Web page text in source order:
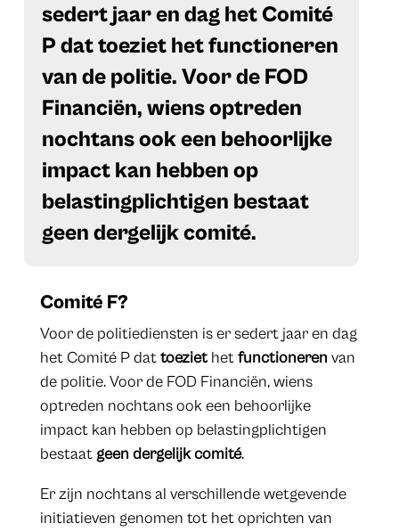
sedert jaar en dag het Comité
P dat toeziet het functioneren
van de politie. Voor de FOD
Financiën, wiens optreden
nochtans ook een behoorlijke
impact kan hebben op
belastingplichtigen bestaat
geen dergelijk comité.
Comité F?
Voor de politiediensten is er sedert jaar en dag
het Comité P dattoeziet hetfunctioneren van
de politie. Voor de FOD Financiën, wiens
optreden nochtans ook een behoorlijke
impact kan hebben op belastingplichtigen
bestaat geen dergelijk comité.
Er zijn nochtans al verschillende wetgevende
initiatieven genomen tot het oprichten van